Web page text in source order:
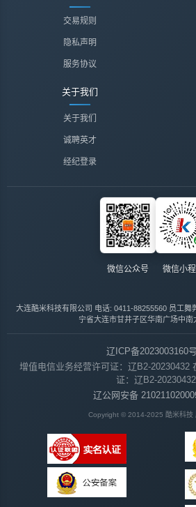
交易规则
隐私声明
服务协议
关于我们
关于我们
诚聘英才
经纪登录
微信公众号 微信小
大连酷米科技有限公司 电话: 0411-88255560 员工舞
宁省大连市甘井子区华南广场中南
辽ICP备2023003160
增值电信业务经营许可证：辽B2-20230432
证：辽B2-20230432
辽公网安备
Copyright © 2014-2025 酷米科技